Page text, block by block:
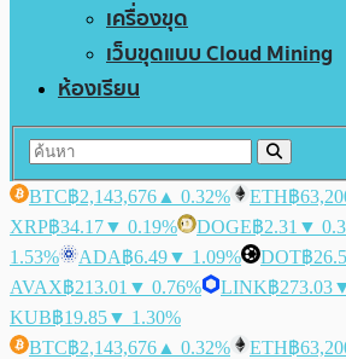
เครื่องขุด
เว็บขุดแบบ Cloud Mining
ห้องเรียน
BTC฿2,143,676 ▲ 0.32% ETH฿
XRP฿34.17▼ 0.19% DOGE฿2.31 ▼
1.53%
ADA฿6.49▼ 1.09% DOT฿
AVAX฿213.01 ▼ 0.76% LINK฿273.03
KUB฿19.85▼ 1.30%
BTC฿2,143,676 ▲ 0.32% ETH฿